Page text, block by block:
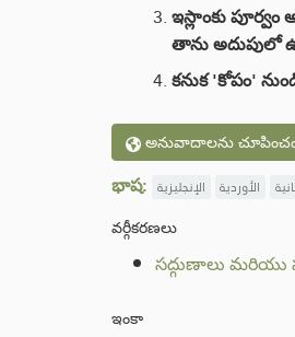
ఇస్లాంకు
తాను అదుపులో
కనుక 'కోపం'
అనువాదాలను
భాష: الإنجليزية الأوردية
వర్గీకరణలు
సద్గుణాలు మరియు
ఇంకా